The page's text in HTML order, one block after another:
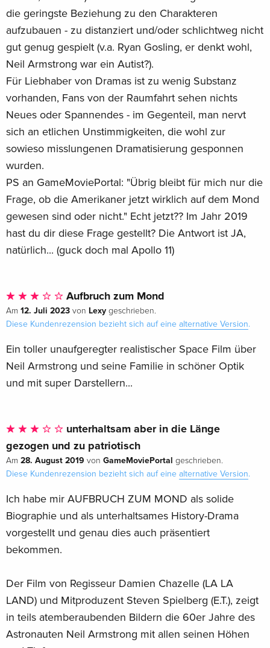
die geringste Beziehung zu den Charakteren
aufzubauen - zu distanziert und/oder schlichtweg nicht
gut genug gespielt (v.a. Ryan Gosling, er denkt wohl,
Neil Armstrong war ein Autist?).
Für Liebhaber von Dramas ist zu wenig Substanz
vorhanden, Fans von der Raumfahrt sehen nichts
Neues oder Spannendes - im Gegenteil, man nervt
sich an etlichen Unstimmigkeiten, die wohl zur
sowieso misslungenen Dramatisierung gesponnen
wurden.
PS an GameMoviePortal: "Übrig bleibt für mich nur die
Frage, ob die Amerikaner jetzt wirklich auf dem Mond
gewesen sind oder nicht." Echt jetzt?? Im Jahr 2019
hast du dir diese Frage gestellt? Die Antwort ist JA,
natürlich... (guck doch mal Apollo 11)
Aufbruch zum Mond
Am 12. Juli 2023 von Lexy geschrieben.
Diese Kundenrezension bezieht sich auf eine alternative Version.
Ein toller unaufgeregter realistischer Space Film über
Neil Armstrong und seine Familie in schöner Optik
und mit super Darstellern...
unterhaltsam aber in die Länge
gezogen und zu patriotisch
Am 28. August 2019 von GameMoviePortal geschrieben.
Diese Kundenrezension bezieht sich auf eine alternative Version.
Ich habe mir AUFBRUCH ZUM MOND als solide
Biographie und als unterhaltsames History-Drama
vorgestellt und genau dies auch präsentiert
bekommen.
Der Film von Regisseur Damien Chazelle (LA LA
LAND) und Mitproduzent Steven Spielberg (E.T.), zeigt
in teils atemberaubenden Bildern die 60er Jahre des
Astronauten Neil Armstrong mit allen seinen Höhen